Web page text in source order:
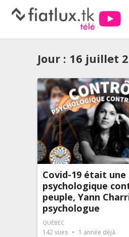
Jour : 16 juillet
Covid-19 était
psychologique
peuple, Yann
psychologue
QUÉBEC
142vues 1 année déjà